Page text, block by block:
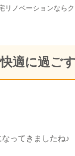
リノベーションなら
適に過ご
ってきましたね♪